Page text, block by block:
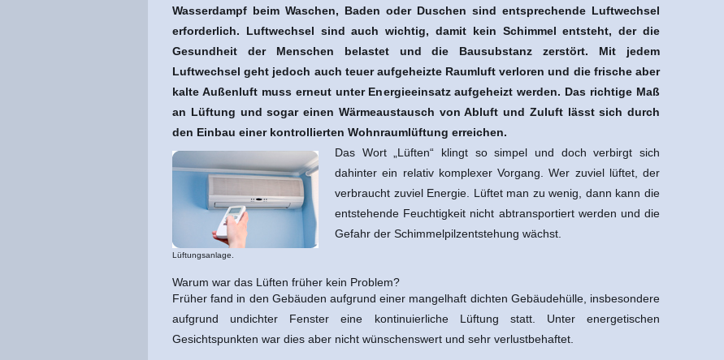
Wasserdampf beim Waschen, Baden oder Duschen sind entsprechende Luftwechsel
erforderlich. Luftwechsel sind auch wichtig, damit kein Schimmel entsteht, der die
Gesundheit der Menschen belastet und die Bausubstanz zerstört. Mit jedem
Luftwechsel geht jedoch auch teuer aufgeheizte Raumluft verloren und die frische aber
kalte Außenluft muss erneut unter Energieeinsatz aufgeheizt werden. Das richtige Maß
an Lüftung und sogar einen Wärmeaustausch von Abluft und Zuluft lässt sich durch
den Einbau einer kontrollierten Wohnraumlüftung erreichen.
Lüftungsanlage.
Das Wort „Lüften“ klingt so simpel und doch verbirgt sich
dahinter ein relativ komplexer Vorgang. Wer zuviel lüftet, der
verbraucht zuviel Energie. Lüftet man zu wenig, dann kann die
entstehende Feuchtigkeit nicht abtransportiert werden und die
Gefahr der Schimmelpilzentstehung wächst.
Warum war das Lüften früher kein Problem?
Früher fand in den Gebäuden aufgrund einer mangelhaft dichten Gebäudehülle, insbesondere
aufgrund undichter Fenster eine kontinuierliche Lüftung statt. Unter energetischen
Gesichtspunkten war dies aber nicht wünschenswert und sehr verlustbehaftet.